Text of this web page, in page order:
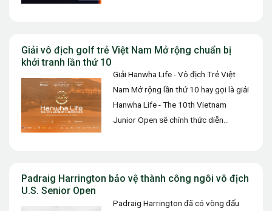
Giải vô địch golf trẻ Việt Nam Mở rộng chuẩn bị
khởi tranh lần thứ 10
Giải Hanwha Life - Vô địch Trẻ Việt
Nam Mở rộng lần thứ 10 hay gọi là giải
Hanwha Life - The 10th Vietnam
Junior Open sẽ chính thức diễn…
Padraig Harrington bảo vệ thành công ngôi vô địch
U.S. Senior Open
Padraig Harrington đã có vòng đấu